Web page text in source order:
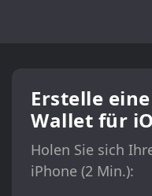
Erstelle
Wallet für
Holen Sie sich
iPhone (2 Min.):